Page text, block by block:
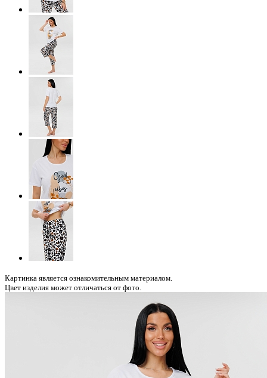
Картинка является ознакомительным материалом.
Цвет изделия может отличаться от фото.